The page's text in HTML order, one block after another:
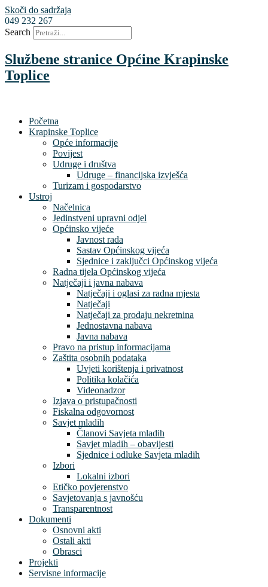
Skoči do sadržaja
049 232 267
Search
Službene stranice Općine Krapinske
Toplice
Početna
Krapinske Toplice
Opće informacije
Povijest
Udruge i društva
Udruge – financijska izvješća
Turizam i gospodarstvo
Ustroj
Načelnica
Jedinstveni upravni odjel
Općinsko vijeće
Javnost rada
Sastav Općinskog vijeća
Sjednice i zaključci Općinskog vijeća
Radna tijela Općinskog vijeća
Natječaji i javna nabava
Natječaji i oglasi za radna mjesta
Natječaji
Natječaji za prodaju nekretnina
Jednostavna nabava
Javna nabava
Pravo na pristup informacijama
Zaštita osobnih podataka
Uvjeti korištenja i privatnost
Politika kolačića
Videonadzor
Izjava o pristupačnosti
Fiskalna odgovornost
Savjet mladih
Članovi Savjeta mladih
Savjet mladih – obavijesti
Sjednice i odluke Savjeta mladih
Izbori
Lokalni izbori
Etičko povjerenstvo
Savjetovanja s javnošću
Transparentnost
Dokumenti
Osnovni akti
Ostali akti
Obrasci
Projekti
Servisne informacije